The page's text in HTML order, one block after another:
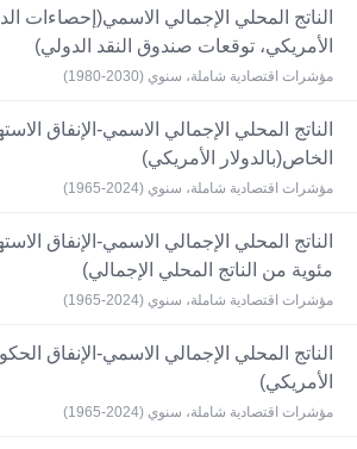
الناتج المحلي الإجمالي الاسمي(إحصاءات
الأمريكي، توقعات صندوق النقد الدولي)
مؤشرات اقتصادية شاملة، سنوي (2030-1980)
الناتج المحلي الإجمالي الاسمي-الإنفاق
الخاص(بالدولار الأمريكي)
مؤشرات اقتصادية شاملة، سنوي (2024-1965)
الناتج المحلي الإجمالي الاسمي-الإنفاق
مئوية من الناتج المحلي الإجمالي)
مؤشرات اقتصادية شاملة، سنوي (2024-1965)
الناتج المحلي الإجمالي الاسمي-الإنفاق
الأمريكي)
مؤشرات اقتصادية شاملة، سنوي (2024-1965)